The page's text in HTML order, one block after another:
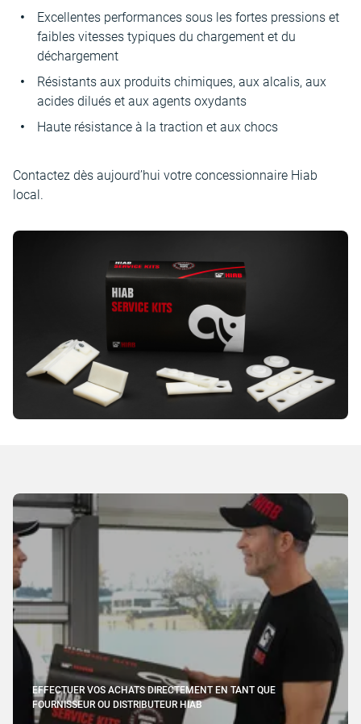
Excellentes performances sous les fortes pressions et
faibles vitesses typiques du chargement et du
déchargement
Résistants aux produits chimiques, aux alcalis, aux
acides dilués et aux agents oxydants
Haute résistance à la traction et aux chocs
Contactez dès aujourd’hui votre concessionnaire Hiab
local.
EFFECTUER VOS ACHATS DIRECTEMENT EN TANT QUE
FOURNISSEUR OU DISTRIBUTEUR HIAB